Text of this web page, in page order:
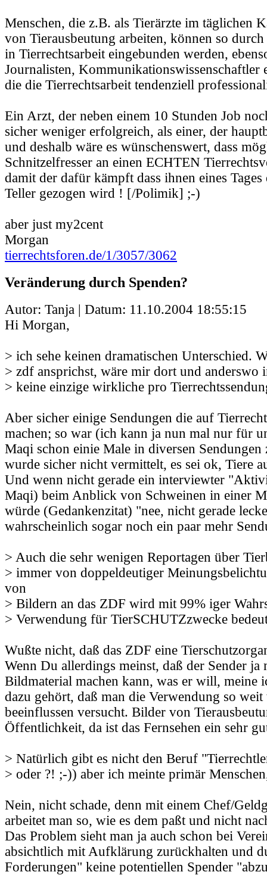
Menschen, die z.B. als Tierärzte im täglichen
von Tierausbeutung arbeiten, können so
in Tierrechtsarbeit eingebunden werden,
Journalisten, Kommunikationswissenschaftler
die die Tierrechtsarbeit tendenziell
Ein Arzt, der neben einem 10 Stunden Job
sicher weniger erfolgreich, als einer, der
und deshalb wäre es wünschenswert, dass
Schnitzelfresser an einen ECHTEN
damit der dafür kämpft dass ihnen eines
Teller gezogen wird ! [/Polimik] ;-)
aber just my2cent
Morgan
tierrechtsforen.de/1/3057/3062
Veränderung durch Spenden?
Autor: Tanja | Datum: 11.10.2004 18:55:15
Hi Morgan,
> ich sehe keinen dramatischen Unterschied.
> zdf ansprichst, wäre mir dort und anderswo
> keine einzige wirkliche pro
Aber sicher einige Sendungen die auf
machen; so war (ich kann ja nun mal nur für
Maqi schon einie Male in diversen Sendungen
wurde sicher nicht vermittelt, es sei ok, Tiere
Und wenn nicht gerade ein interviewter
Maqi) beim Anblick von Schweinen in einer
würde (Gedankenzitat) "nee, nicht gerade
wahrscheinlich sogar noch ein paar mehr
> Auch die sehr wenigen Reportagen über
> immer von doppeldeutiger
von
> Bildern an das ZDF wird mit 99% iger
> Verwendung für TierSCHUTZzwecke
Wußte nicht, daß das ZDF eine
Wenn Du allerdings meinst, daß der Sender ja
Bildmaterial machen kann, was er will, meine
dazu gehört, daß man die Verwendung so
beeinflussen versucht. Bilder von
Öffentlichkeit, da ist das Fernsehen ein sehr
> Natürlich gibt es nicht den Beruf
> oder ?! ;-)) aber ich meinte primär
Nein, nicht schade, denn mit einem Chef/
arbeitet man so, wie es dem paßt und nicht
Das Problem sieht man ja auch schon bei
absichtlich mit Aufklärung zurückhalten und
Forderungen" keine potentiellen Spender